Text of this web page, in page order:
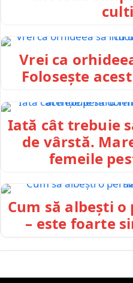
Vrei ca
Folosește
Iată cât trebuie
de vârstă.
femeile
Cum să albești
– este foarte